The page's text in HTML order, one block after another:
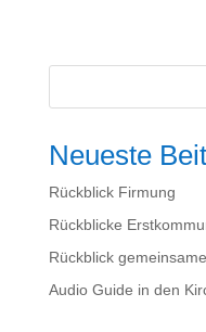
Neueste
Rückblick Firmung
Rückblicke
Rückblick
Audio Guide in den